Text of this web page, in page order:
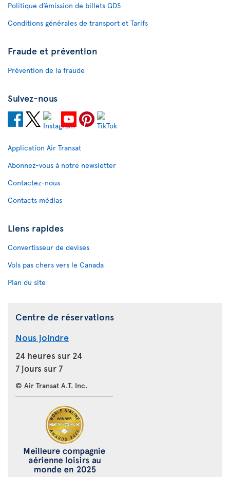
Politique d’émission de billets GDS
Conditions générales de transport et Tarifs
Fraude et prévention
Prévention de la fraude
Suivez-nous
Application Air Transat
Abonnez-vous à notre newsletter
Contactez-nous
Contacts médias
Liens rapides
Convertisseur de devises
Vols pas chers vers le Canada
Plan du site
Centre de réservations
Nous joindre
24 heures sur 24
7 jours sur 7
© Air Transat A.T. Inc.